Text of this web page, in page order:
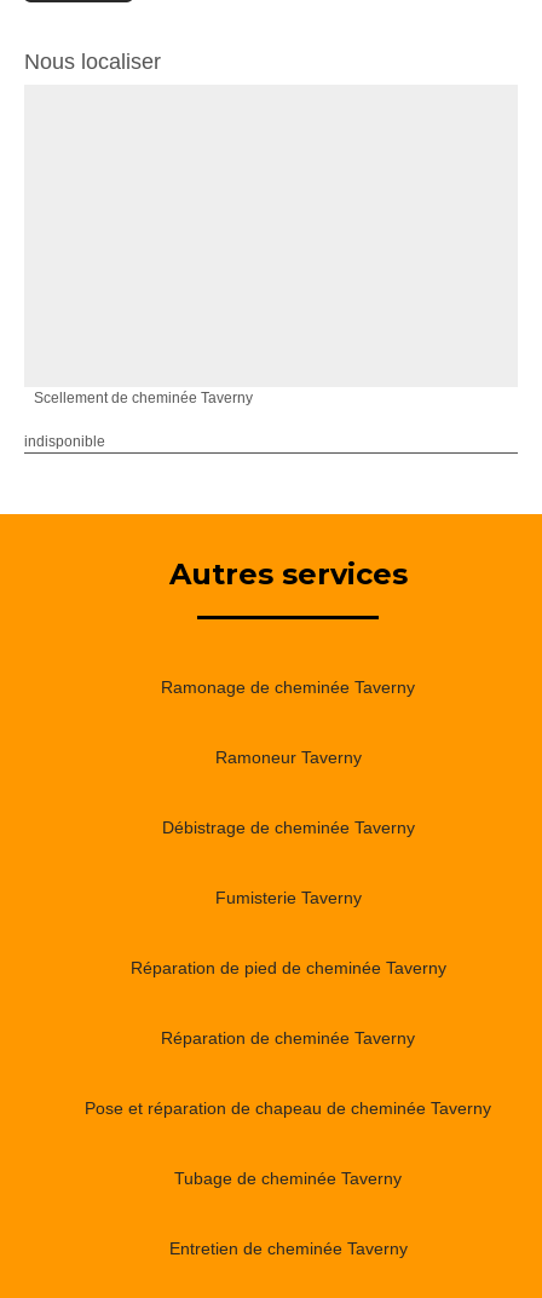
Nous localiser
Scellement de cheminée Taverny
indisponible
Autres services
Ramonage de cheminée Taverny
Ramoneur Taverny
Débistrage de cheminée Taverny
Fumisterie Taverny
Réparation de pied de cheminée Taverny
Réparation de cheminée Taverny
Pose et réparation de chapeau de cheminée Taverny
Tubage de cheminée Taverny
Entretien de cheminée Taverny